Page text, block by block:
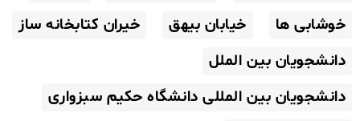
خوشابی ها
خیابان بیهق
خیران کتابخانه ساز
دانشجویان بین الملل
دانشجویان بین المللی دانشگاه حکیم سبزواری